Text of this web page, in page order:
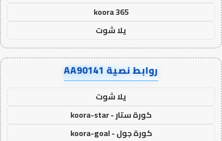
koora 365
يلا شوت
روابط نصية AA90141
يلا شوت
كورة ستار - koora-star
كورة جول - koora-goal